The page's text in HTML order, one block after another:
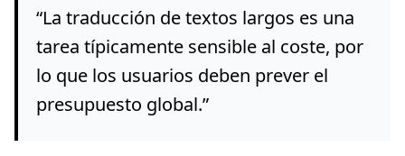
“La traducción de textos largos es una
tarea típicamente sensible al coste, por
lo que los usuarios deben prever el
presupuesto global.”